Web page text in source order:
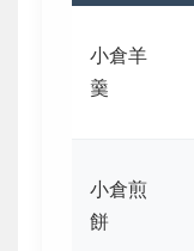
小倉羊
羹
小倉煎
餅